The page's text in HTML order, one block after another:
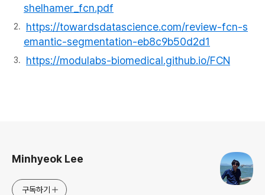
shelhamer_fcn.pdf
https://towardsdatascience.com/review-fcn-s
emantic-segmentation-eb8c9b50d2d1
https://modulabs-biomedical.github.io/FCN
Minhyeok Lee
구독하기